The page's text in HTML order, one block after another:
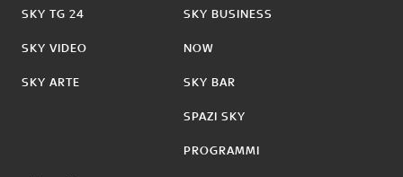
SKY TG 24
SKY VIDEO
SKY ARTE
SKY BUSINESS
NOW
SKY BAR
SPAZI SKY
PROGRAMMI